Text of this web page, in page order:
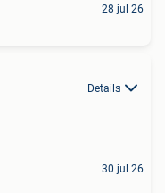
28 jul 26
Details
30 jul 26